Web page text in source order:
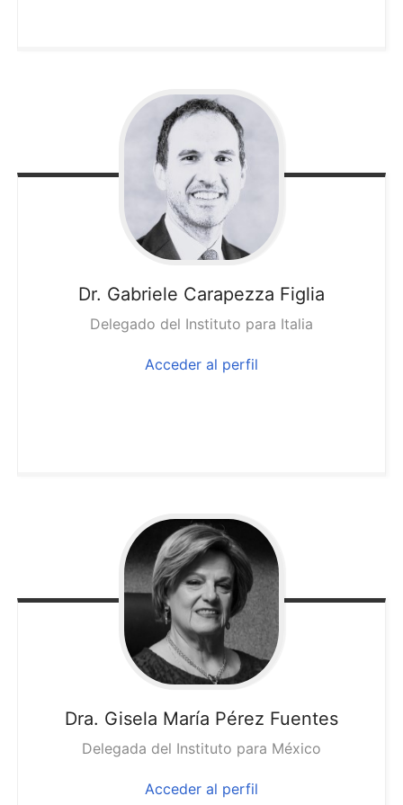
Dr. Gabriele Carapezza Figlia
Delegado del Instituto para Italia
Acceder al perfil
Dra. Gisela María Pérez Fuentes
Delegada del Instituto para México
Acceder al perfil